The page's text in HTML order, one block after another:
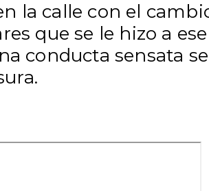
la calle con el
que se le hizo a ese
conducta sensata se